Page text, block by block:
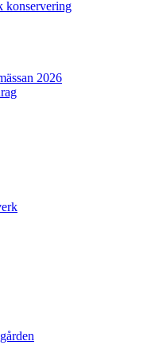
konservering
2026